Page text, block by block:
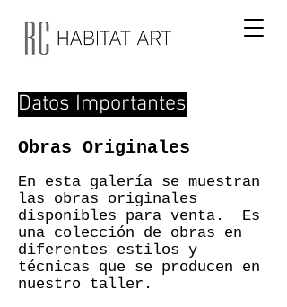
Datos Importantes
Obras Originales
En esta galería se muestran
las obras originales
disponibles para venta. Es
una colección de obras en
diferentes estilos y
técnicas que se producen en
nuestro taller.